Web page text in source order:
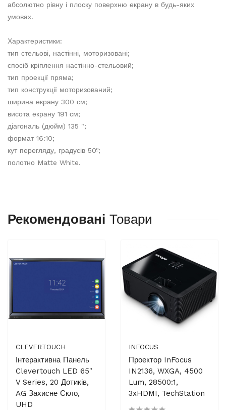
абсолютно рівну і плоску поверхню екрану в будь-яких
умовах.
Характеристики:
тип стельові, настінні, моторизовані;
спосіб кріплення настінно-стельовий;
тип проекції пряма;
тип конструкції моторизований;
ширина екрану 300 см;
висота екрану 191 см;
діагональ (дюйм) 135 ";
формат 16:10;
кут перегляду, градусів 50º;
полотно Matte White.
Рекомендовані Товари
CLEVERTOUCH
Інтерактивна Панель
Clevertouch LED 65"
V Series, 20 Дотиків,
AG Захисне Скло,
UHD
INFOCUS
Проектор InFocus
IN2136, WXGA, 4500
Lum, 28500:1,
3xHDMI, TechStation